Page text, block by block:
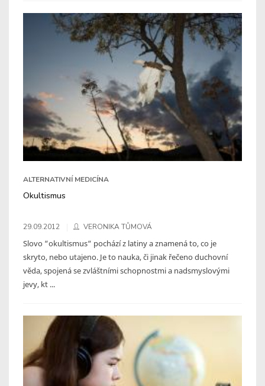
ALTERNATIVNÍ MEDICÍNA
Okultismus
29.09.2012 VERONIKA TŮMOVÁ
Slovo “okultismus“ pochází z latiny a znamená to, co je
skryto, nebo utajeno. Je to nauka, či jinak řečeno duchovní
věda, spojená se zvláštními schopnostmi a nadsmyslovými
jevy, kt ...